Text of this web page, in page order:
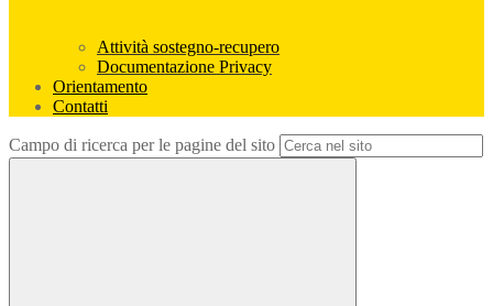
Attività sostegno-recupero
Documentazione Privacy
Orientamento
Contatti
Campo di ricerca per le pagine del sito